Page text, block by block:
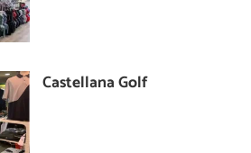
Castellana Golf